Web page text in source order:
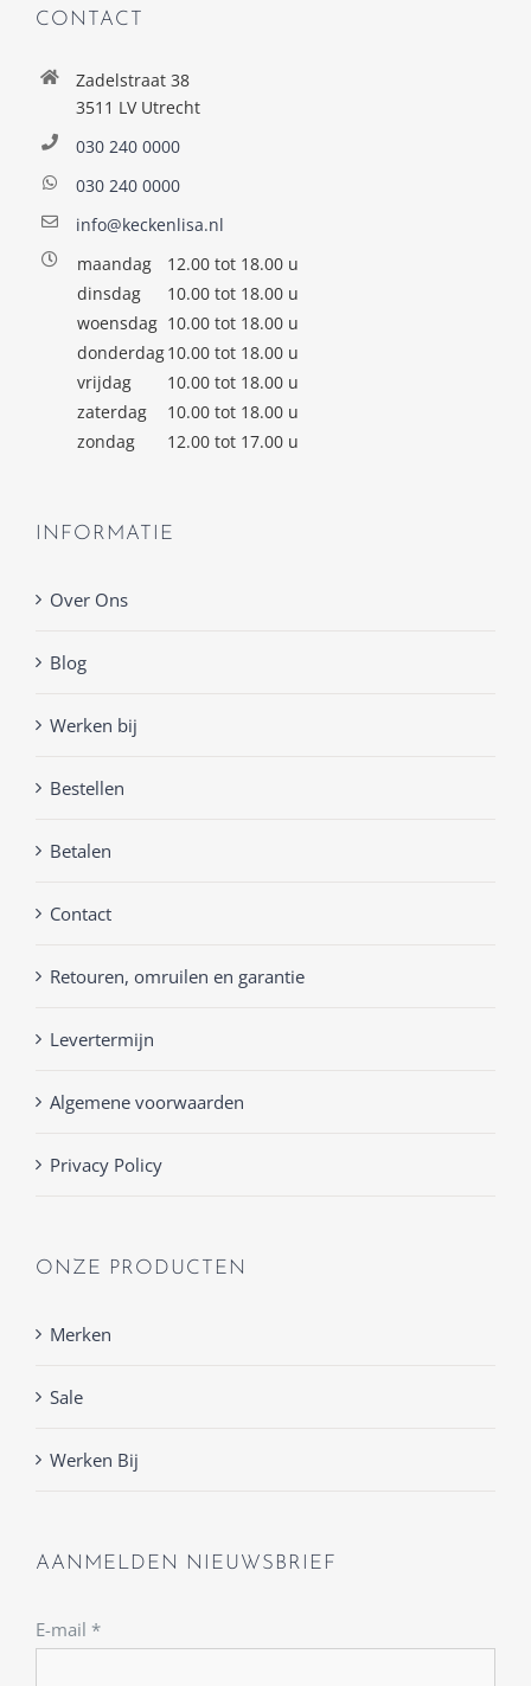
CONTACT
Zadelstraat 38
3511 LV Utrecht
030 240 0000
030 240 0000
info@keckenlisa.nl
maandag
12.00 tot 18.00 u
dinsdag
10.00 tot 18.00 u
woensdag 10.00 tot 18.00 u
donderdag10.00 tot 18.00 u
vrijdag
10.00 tot 18.00 u
zaterdag
10.00 tot 18.00 u
zondag
12.00 tot 17.00 u
INFORMATIE
Over Ons
Blog
Werken bij
Bestellen
Betalen
Contact
Retouren, omruilen en garantie
Levertermijn
Algemene voorwaarden
Privacy Policy
ONZE PRODUCTEN
Merken
Sale
Werken Bij
AANMELDEN NIEUWSBRIEF
E-mail *